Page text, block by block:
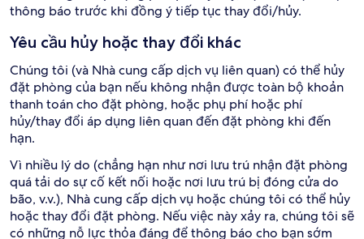
thông báo trước khi đồng ý tiếp tục thay đổi/hủy.
Yêu cầu hủy hoặc thay đổi khác
Chúng tôi (và Nhà cung cấp dịch vụ liên quan) có thể hủy
đặt phòng của bạn nếu không nhận được toàn bộ khoản
thanh toán cho đặt phòng, hoặc phụ phí hoặc phí
hủy/thay đổi áp dụng liên quan đến đặt phòng khi đến
hạn.
Vì nhiều lý do (chẳng hạn như nơi lưu trú nhận đặt phòng
quá tải do sự cố kết nối hoặc nơi lưu trú bị đóng cửa do
bão, v.v.), Nhà cung cấp dịch vụ hoặc chúng tôi có thể hủy
hoặc thay đổi đặt phòng. Nếu việc này xảy ra, chúng tôi sẽ
có những nỗ lực thỏa đáng để thông báo cho bạn sớm